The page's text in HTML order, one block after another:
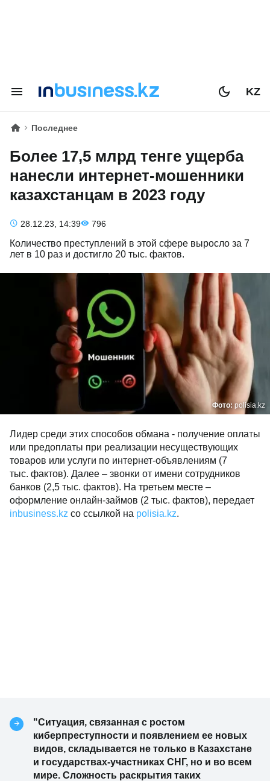
KZ
Последнее
Более 17,5 млрд тенге ущерба
нанесли интернет-мошенники
казахстанцам в 2023 году
28.12.23, 14:39 796
Количество преступлений в этой сфере выросло за 7
лет в 10 раз и достигло 20 тыс. фактов.
Фото: polisia.kz
Лидер среди этих способов обмана - получение оплаты
или предоплаты при реализации несуществующих
товаров или услуги по интернет-объявлениям (7
тыс. фактов). Далее – звонки от имени сотрудников
банков (2,5 тыс. фактов). На третьем месте –
оформление онлайн-займов (2 тыс. фактов), передает
inbusiness.kz со ссылкой на polisia.kz.
"Ситуация, связанная с ростом
киберпреступности и появлением ее новых
видов, складывается не только в Казахстане
и государствах-участниках СНГ, но и во всем
мире. Сложность раскрытия таких